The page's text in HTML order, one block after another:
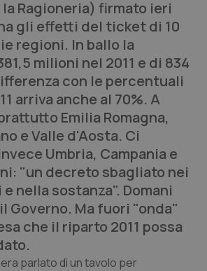
coronaropatie
Ragioneria) firmato ieri
gli effetti del ticket di 10
regioni. In ballo la
milioni nel 2011 e di 834
con le percentuali
arriva anche al 70%. A
Emilia Romagna,
e Valle d'Aosta. Ci
Umbria, Campania e
"un decreto sbagliato nei
nella sostanza". Domani
Governo. Ma fuori "onda"
che il riparto 2011 possa
parlato di un tavolo per